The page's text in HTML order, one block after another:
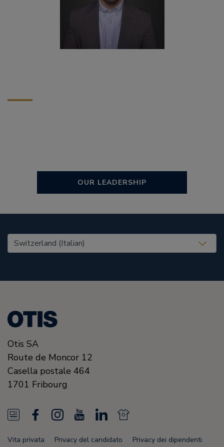
OUR LEADERSHIP
United States (EN)
Otis SA
Route de Moncor 12
Casella postale 464
1701 Fribourg
N
e
I
o
L
i
N
e
Vita privata Privacy del candidato Privacy dei dipendenti